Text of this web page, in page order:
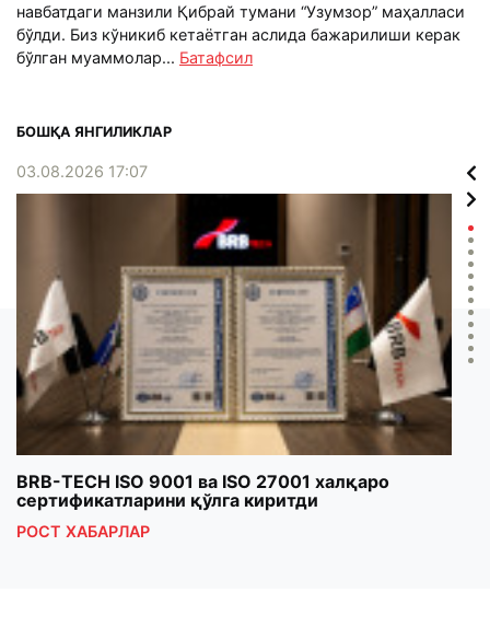
навбатдаги манзили Қибрай тумани “Узумзор” маҳалласи
бўлди. Биз кўникиб кетаётган аслида бажарилиши керак
бўлган муаммолар... Батафсил
БОШҚА ЯНГИЛИКЛАР
03.08.2026 17:07
BRB-TECH ISO 9001 ва ISO 27001 халқаро
сертификатларини қўлга киритди
РОСТ ХАБАРЛАР